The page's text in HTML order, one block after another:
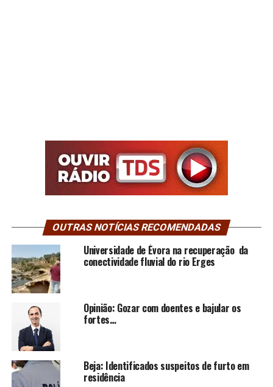
OUTRAS NOTÍCIAS RECOMENDADAS
Universidade de Évora na recuperação da
conectividade fluvial do rio Erges
Opinião: Gozar com doentes e bajular os
fortes…
Beja: Identificados suspeitos de furto em
residência